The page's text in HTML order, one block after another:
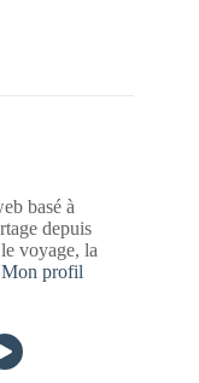
basé à
depuis
voyage, la
Mon profil